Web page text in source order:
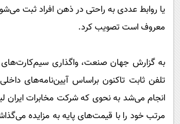
گوناگون
محیط زیست
آشپزی
یا روابط عددی‌ به راحتی در ذهن افراد ثبت
معروف است تصویب کرد.
به گزارش جهان صنعت، واگذاری سیم‌کارت‌های
تلفن ثابت تاکنون براساس آیین‌نامه‌های داخلی
انجام می‌شد‌ به نحوی که شرکت مخابرات ایران
مرتب خود را با قیمت‌های پایه به مزایده